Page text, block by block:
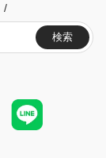
/
検索